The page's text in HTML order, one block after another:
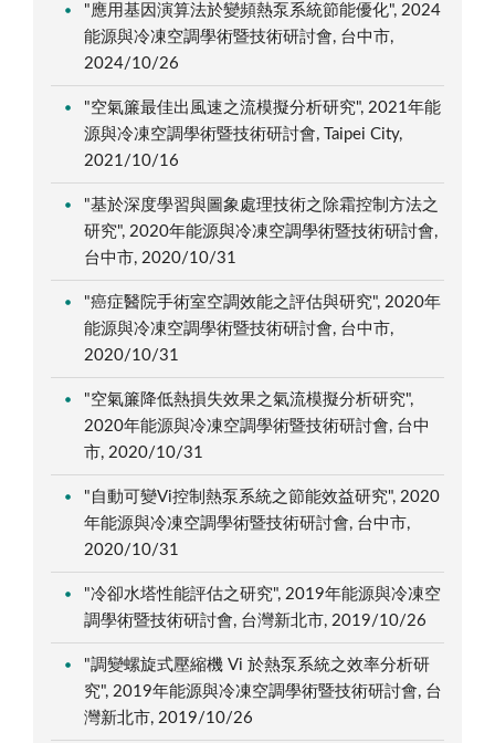
"應用基因演算法於變頻熱泵系統節能優化", 2024
能源與冷凍空調學術暨技術研討會, 台中市,
2024/10/26
"空氣簾最佳出風速之流模擬分析研究", 2021年能
源與冷凍空調學術暨技術研討會, Taipei City,
2021/10/16
"基於深度學習與圖象處理技術之除霜控制方法之
研究", 2020年能源與冷凍空調學術暨技術研討會,
台中市, 2020/10/31
"癌症醫院手術室空調效能之評估與研究", 2020年
能源與冷凍空調學術暨技術研討會, 台中市,
2020/10/31
"空氣簾降低熱損失效果之氣流模擬分析研究",
2020年能源與冷凍空調學術暨技術研討會, 台中
市, 2020/10/31
"自動可變Vi控制熱泵系統之節能效益研究", 2020
年能源與冷凍空調學術暨技術研討會, 台中市,
2020/10/31
"冷卻水塔性能評估之研究", 2019年能源與冷凍空
調學術暨技術研討會, 台灣新北市, 2019/10/26
"調變螺旋式壓縮機 Vi 於熱泵系統之效率分析研
究", 2019年能源與冷凍空調學術暨技術研討會, 台
灣新北市, 2019/10/26